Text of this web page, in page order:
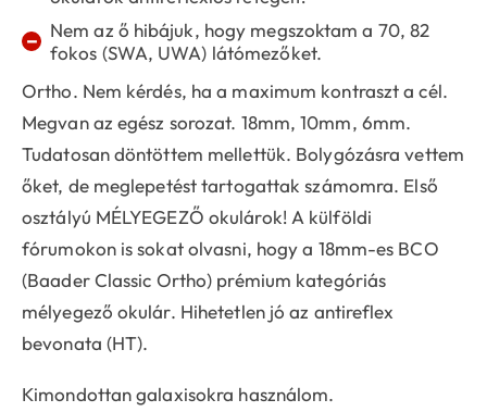
−
Nem az ő hibájuk, hogy megszoktam a 70, 82
fokos (SWA, UWA) látómezőket.
Ortho. Nem kérdés, ha a maximum kontraszt a cél.
Megvan az egész sorozat. 18mm, 10mm, 6mm.
Tudatosan döntöttem mellettük. Bolygózásra vettem
őket, de meglepetést tartogattak számomra. Első
osztályú MÉLYEGEZŐ okulárok! A külföldi
fórumokon is sokat olvasni, hogy a 18mm-es BCO
(Baader Classic Ortho) prémium kategóriás
mélyegező okulár. Hihetetlen jó az antireflex
bevonata (HT).
Kimondottan galaxisokra használom.